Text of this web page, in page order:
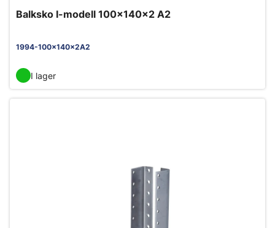
Balksko I-modell 100x140x2 A2
1994-100x140x2A2
I lager